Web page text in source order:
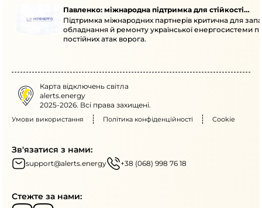
Павленко: міжнародна підтримка для стійкості
енергосистеми
Підтримка міжнародних партнерів критична для
обладнання й ремонту української енергосистеми
постійних атак ворога.
Карта відключень світла
alerts.energy
2025-2026. Всі права захищені.
Умови використання Політика конфіденційності Cookie
Зв'язатися з нами:
support@alerts.energy +38 (068) 998 76 18
Стежте за нами: